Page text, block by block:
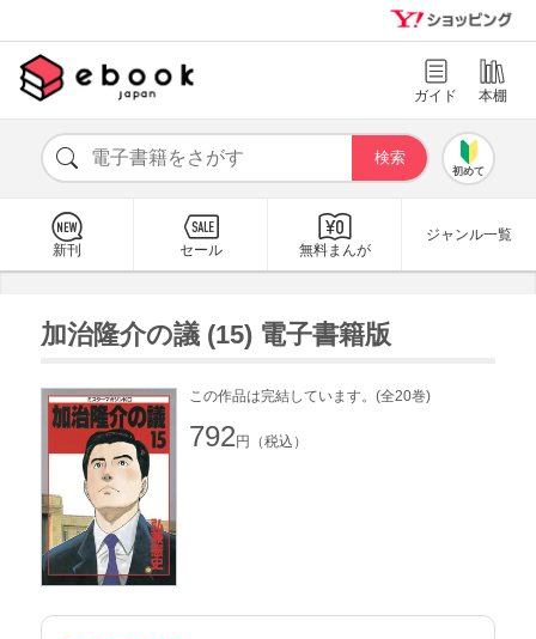
ガイド 本棚
初めて
新刊 セール 無料まんが
ジャンル一覧
加治隆介の議 (15) 電子書籍版
この作品は完結しています。(全20巻)
792 円（税込）